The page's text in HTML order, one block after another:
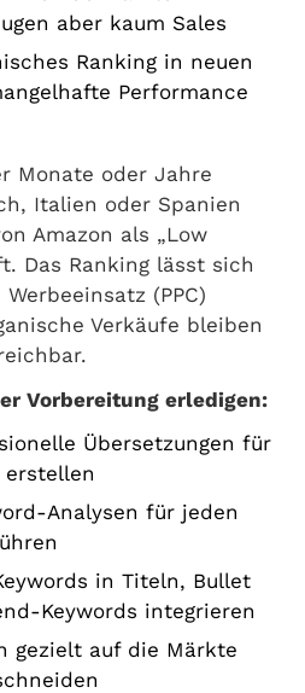
aber kaum Sales
Ranking in neuen
Performance
Monate oder Jahre
Italien oder Spanien
Amazon als „Low
Das Ranking lässt sich
(PPC)
Verkäufe bleiben
Vorbereitung erledigen:
Übersetzungen für
Analysen für jeden
in Titeln, Bullet
Keywords integrieren
gezielt auf die Märkte